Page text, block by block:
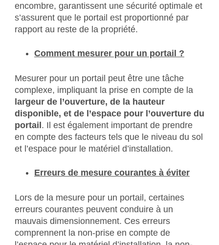
encombre, garantissent une sécurité optimale et
s’assurent que le portail est proportionné par
rapport au reste de la propriété.
Comment mesurer pour un portail ?
Mesurer pour un portail peut être une tâche
complexe, impliquant la prise en compte de la
largeur de l’ouverture, de la hauteur
disponible, et de l’espace pour l’ouverture du
portail . Il est également important de prendre
en compte des facteurs tels que le niveau du sol
et l’espace pour le matériel d’installation.
Erreurs de mesure courantes à éviter
Lors de la mesure pour un portail, certaines
erreurs courantes peuvent conduire à un
mauvais dimensionnement. Ces erreurs
comprennent la non-prise en compte de